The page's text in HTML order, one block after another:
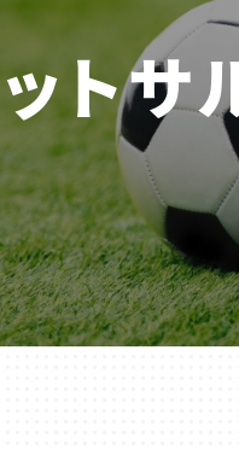
（相模原市緑
和区）
久喜
トサ